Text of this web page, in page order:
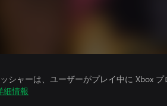
シャーは、ユーザーがプレイ中に Xbox プ
細情報